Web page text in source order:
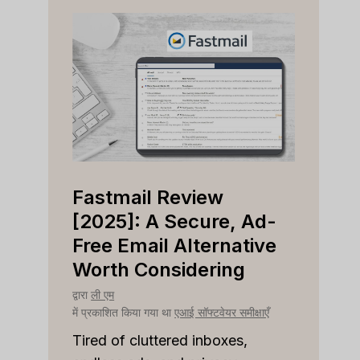
Fastmail Review
[2025]: A Secure, Ad-
Free Email Alternative
Worth Considering
द्वाराली एम
में प्रकाशित किया गया थाएआई सॉफ्टवेयर समीक्षाएँ
Tired of cluttered inboxes,